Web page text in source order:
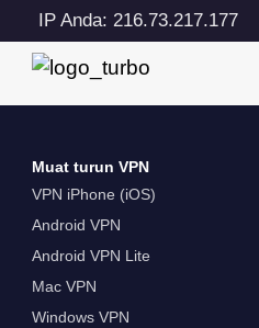
IP Anda: 216.73.217.177
Muat turun VPN
VPN iPhone (iOS)
Android VPN
Android VPN Lite
Mac VPN
Windows VPN